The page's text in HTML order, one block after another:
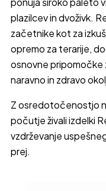
plazilcev in dvoživk.
začetnike kot za
opremo za terarije,
osnovne pripomočke
naravno in zdravo
Z osredotočenostjo
počutje živali izdelki
vzdrževanje
prej.